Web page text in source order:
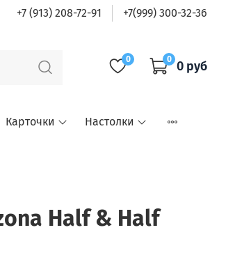
+7 (913) 208-72-91 +7(999) 300-32-36
0 0 0 руб
Карточки Настолки
Half & Half